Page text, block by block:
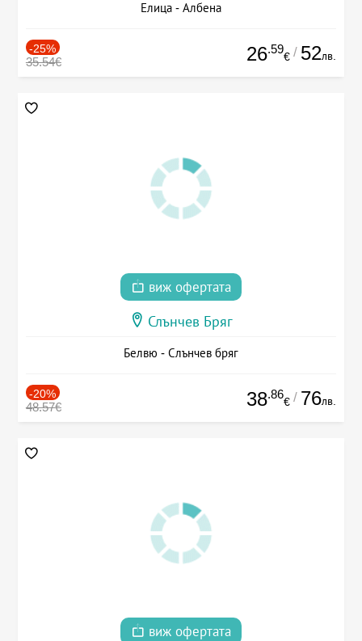
Елица - Албена
-25%
35.54€ 26.59
€ / 52лв.
виж офертата
Слънчев Бряг
Белвю - Слънчев бряг
-20%
48.57€ 38.86
€ / 76лв.
виж офертата